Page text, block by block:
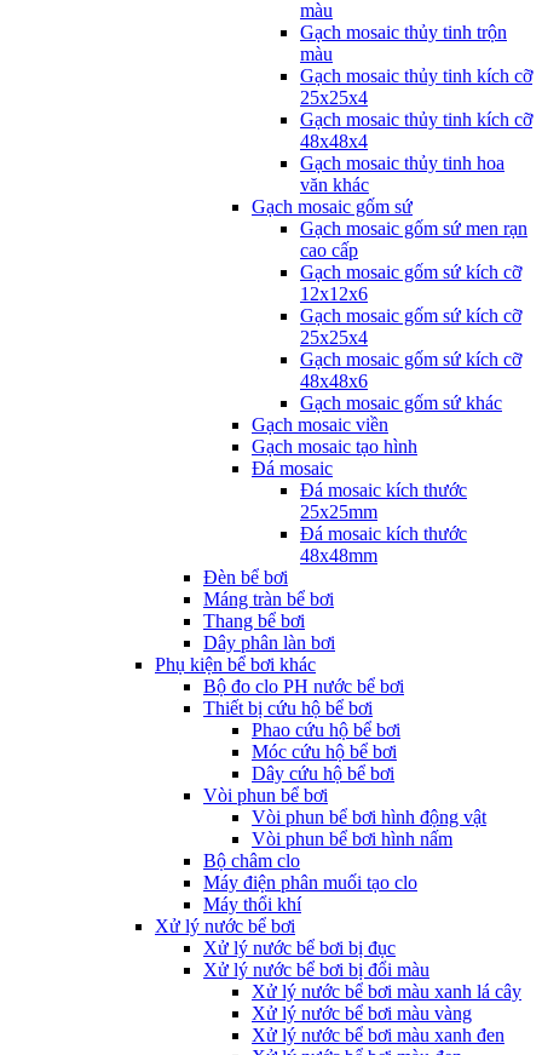
màu
Gạch mosaic thủy tinh trộn
màu
Gạch mosaic thủy tinh kích cỡ
25x25x4
Gạch mosaic thủy tinh kích cỡ
48x48x4
Gạch mosaic thủy tinh hoa
văn khác
Gạch mosaic gốm sứ
Gạch mosaic gốm sứ men rạn
cao cấp
Gạch mosaic gốm sứ kích cỡ
12x12x6
Gạch mosaic gốm sứ kích cỡ
25x25x4
Gạch mosaic gốm sứ kích cỡ
48x48x6
Gạch mosaic gốm sứ khác
Gạch mosaic viền
Gạch mosaic tạo hình
Đá mosaic
Đá mosaic kích thước
25x25mm
Đá mosaic kích thước
48x48mm
Đèn bể bơi
Máng tràn bể bơi
Thang bể bơi
Dây phân làn bơi
Phụ kiện bể bơi khác
Bộ đo clo PH nước bể bơi
Thiết bị cứu hộ bể bơi
Phao cứu hộ bể bơi
Móc cứu hộ bể bơi
Dây cứu hộ bể bơi
Vòi phun bể bơi
Vòi phun bể bơi hình động vật
Vòi phun bể bơi hình nấm
Bộ châm clo
Máy điện phân muối tạo clo
Máy thổi khí
Xử lý nước bể bơi
Xử lý nước bể bơi bị đục
Xử lý nước bể bơi bị đổi màu
Xử lý nước bể bơi màu xanh lá cây
Xử lý nước bể bơi màu vàng
Xử lý nước bể bơi màu xanh đen